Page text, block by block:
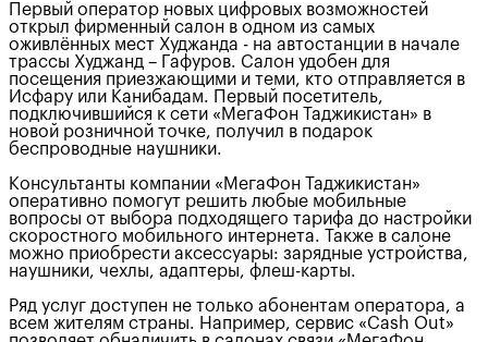
Первый оператор новых цифровых возможностей
открыл фирменный салон в одном из самых
оживлённых мест Худжанда - на автостанции в начале
трассы Худжанд – Гафуров. Салон удобен для
посещения приезжающими и теми, кто отправляется в
Исфару или Канибадам. Первый посетитель,
подключившийся к сети «МегаФон Таджикистан» в
новой розничной точке, получил в подарок
беспроводные наушники.
Консультанты компании «МегаФон Таджикистан»
оперативно помогут решить любые мобильные
вопросы от выбора подходящего тарифа до настройки
скоростного мобильного интернета. Также в салоне
можно приобрести аксессуары: зарядные устройства,
наушники, чехлы, адаптеры, флеш-карты.
Ряд услуг доступен не только абонентам оператора, а
всем жителям страны. Например, сервис «Cash Out»